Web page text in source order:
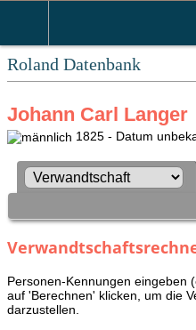
Roland Datenbank
Johann Carl Langer
1825 - Datum
Personen-Kennungen eingeben
auf 'Berechnen' klicken, um die
darzustellen.